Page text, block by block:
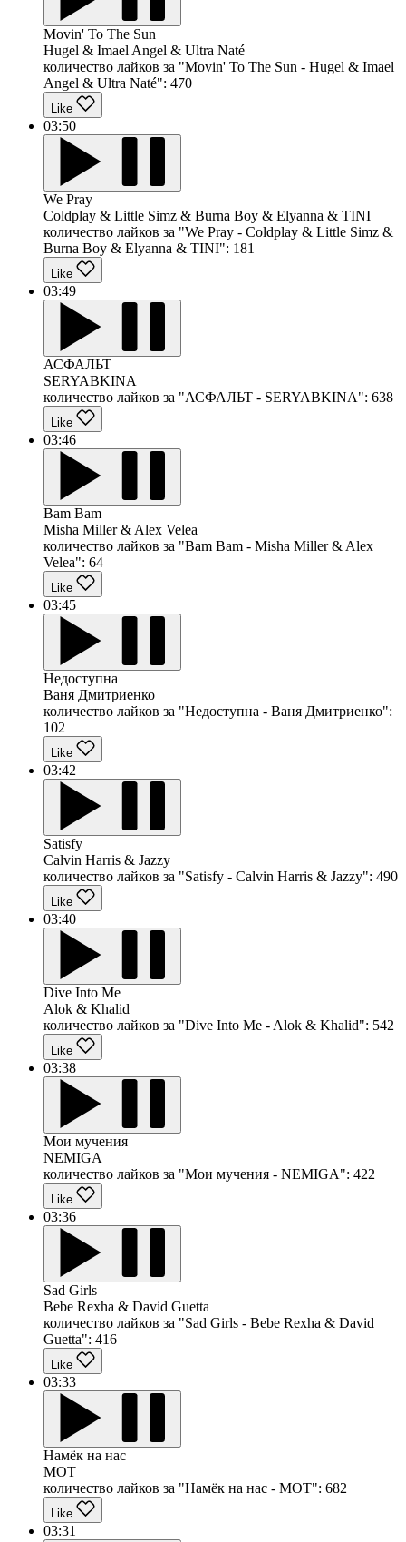
Movin' To The Sun
Hugel & Imael Angel & Ultra Naté
количество лайков за "Movin' To The Sun - Hugel & Imael
Angel & Ultra Naté": 470
Like
03:50
We Pray
Coldplay & Little Simz & Burna Boy & Elyanna & TINI
количество лайков за "We Pray - Coldplay & Little Simz &
Burna Boy & Elyanna & TINI": 181
Like
03:49
АСФАЛЬТ
SERYABKINA
количество лайков за "АСФАЛЬТ - SERYABKINA": 638
Like
03:46
Bam Bam
Misha Miller & Alex Velea
количество лайков за "Bam Bam - Misha Miller & Alex
Velea": 64
Like
03:45
Недоступна
Ваня Дмитриенко
количество лайков за "Недоступна - Ваня Дмитриенко":
102
Like
03:42
Satisfy
Calvin Harris & Jazzy
количество лайков за "Satisfy - Calvin Harris & Jazzy": 490
Like
03:40
Dive Into Me
Alok & Khalid
количество лайков за "Dive Into Me - Alok & Khalid": 542
Like
03:38
Мои мучения
NEMIGA
количество лайков за "Мои мучения - NEMIGA": 422
Like
03:36
Sad Girls
Bebe Rexha & David Guetta
количество лайков за "Sad Girls - Bebe Rexha & David
Guetta": 416
Like
03:33
Намёк на нас
MOT
количество лайков за "Намёк на нас - MOT": 682
Like
03:31